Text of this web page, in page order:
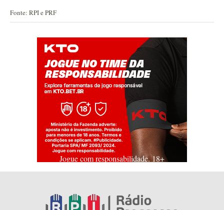
Fonte: RPI e PRF
Jogue com responsabilidade. 18+